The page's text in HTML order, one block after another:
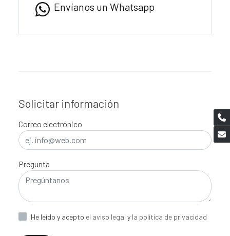
Envíanos un Whatsapp
Solicitar información
Correo electrónico
Pregunta
He leído y acepto el aviso legal y la política de privacidad